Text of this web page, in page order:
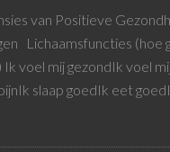
van Positieve
Lichaamsfuncties (hoe
Ik voel mij gezondIk voel
slaap goedIk eet